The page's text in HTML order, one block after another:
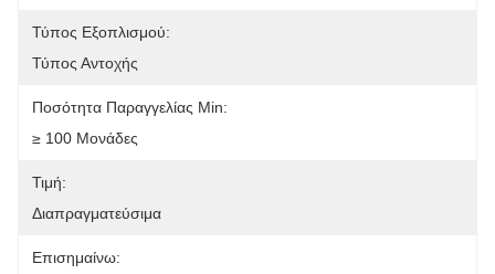
Τύπος Εξοπλισμού:
Τύπος Αντοχής
Ποσότητα Παραγγελίας Min:
≥ 100 Μονάδες
Τιμή:
Διαπραγματεύσιμα
Επισημαίνω: